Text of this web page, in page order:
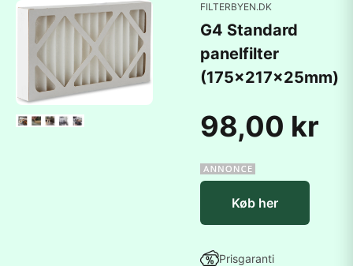
FILTERBYEN.DK
G4 Standard
panelfilter
(175x217x25mm)
98,00 kr
Køb her
Prisgaranti